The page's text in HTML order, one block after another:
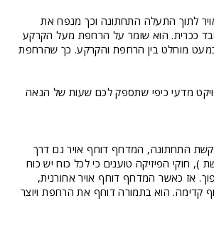
לתוך התעלה התחתונה וכך מנפח את
ככרית. הוא שומר על הרחפת מעל הקרקע
כמעט מוחלט בין הרחפת והקרקע. כך שהרחפת
מדעי כיפי שתספק לכם שעות של הנאה
התחתונה, המדחף דוחף אויר גם דרך
חוקי הפיזיקה טוענים כי לכל כוח יש כוח
אז כאשר המדחף דוחף אויר אחורנית,
קדימה. הוא בתמורה דוחף את הרחפת ויוצר